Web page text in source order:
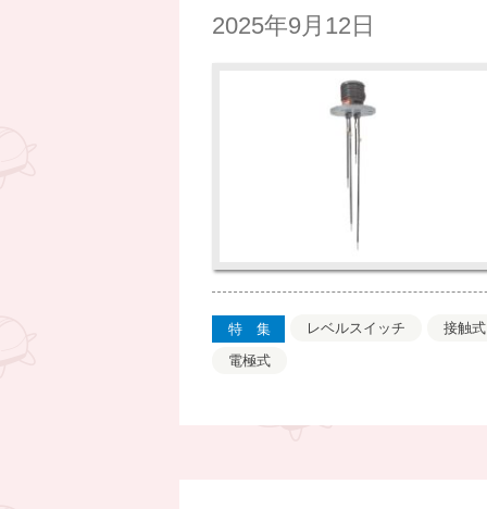
2025年9月12日
特集 レベルスイッチ
接触式
電極式